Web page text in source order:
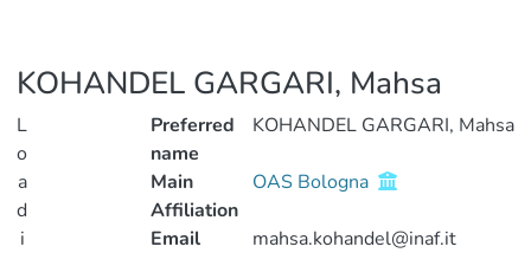
KOHANDEL GARGARI, Mahsa
L
o
a
d
i
Preferred
name
KOHANDEL GARGARI, Mahsa
Main
Affiliation
OAS Bologna
Email
mahsa.kohandel@inaf.it